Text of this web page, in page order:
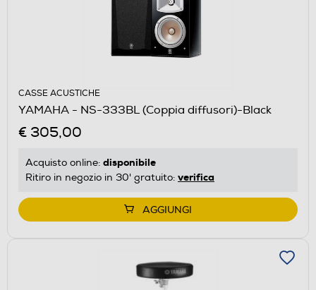
CASSE ACUSTICHE
YAMAHA - NS-333BL (Coppia diffusori)-Black
€ 305,00
Acquisto online: disponibile
Ritiro in negozio in 30' gratuito: verifica
AGGIUNGI